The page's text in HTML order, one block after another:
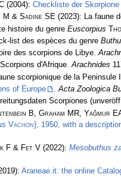
(2004): Checkliste der
M & Sadine SE(2023): La faune
histoire du genre Euscorpius
list des espèces du genre
des scorpions de Libye.
d'Afrique.Arachnides
scorpionique de la Peninsule
of Europe .Acta Zoologica
Scorpiones
B, Graham MR, Yağmur
Vachon}, 1950, with a
F & Fet V(2022): Mesobuthus
Araneae.it: the online